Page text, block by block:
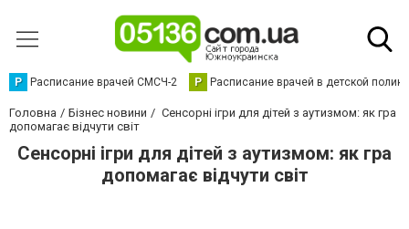
Р Расписание врачей СМСЧ-2 Р Расписание врачей в детской
Головна Бізнес новини
Сенсорні ігри для дітей з аутизмом: як гра
допомагає відчути світ
Сенсорні ігри для дітей з аутизмом: як гра
допомагає відчути світ